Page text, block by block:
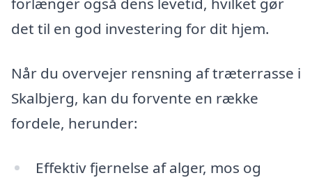
det til en god investering for dit hjem.
Når du overvejer rensning af træterrasse i
Skalbjerg, kan du forvente en række
fordele, herunder:
Effektiv fjernelse af alger, mos og